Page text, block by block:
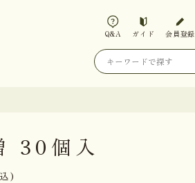
Q&A ガイド 会員登録
30個入
)